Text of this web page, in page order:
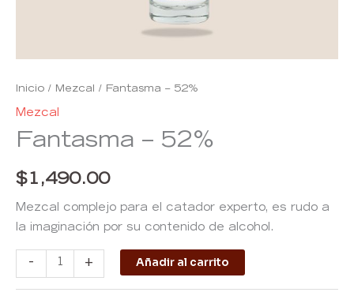
Inicio / Mezcal / Fantasma – 52%
Mezcal
Fantasma – 52%
$1,490.00
Mezcal complejo para el catador experto, es rudo a
la imaginación por su contenido de alcohol.
- + Añadir al carrito